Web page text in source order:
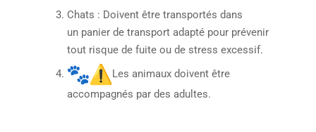
Chats : Doivent être transportés dans
un panier de transport adapté pour prévenir
tout risque de fuite ou de stress excessif.
Les animaux doivent être
accompagnés par des adultes.